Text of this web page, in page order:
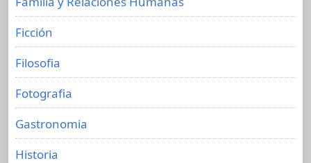
Ficción
Filosofia
Fotografia
Gastronomia
Historia